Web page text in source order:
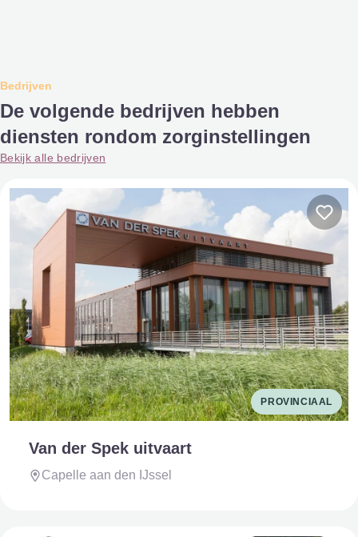
Bedrijven
De volgende bedrijven hebben
diensten rondom zorginstellingen
Bekijk alle bedrijven
PROVINCIAAL
Van der Spek uitvaart
Capelle aan den IJssel